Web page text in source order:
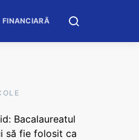
FINANCIARĂ
Bacalaureatul
să fie folosit ca